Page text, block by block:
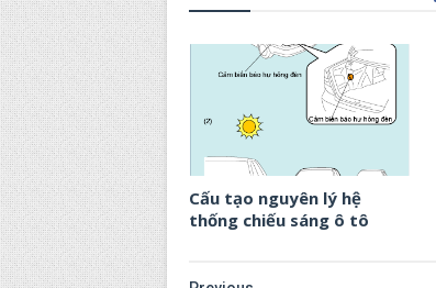
Cấu tạo nguyên lý hệ
thống chiếu sáng ô tô